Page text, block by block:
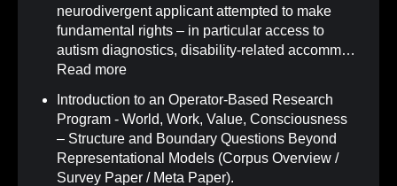
neurodivergent applicant attempted to make
fundamental rights – in particular access to
autism diagnostics, disability-related accomm…
Read more
Introduction to an Operator-Based Research
Program - World, Work, Value, Consciousness
– Structure and Boundary Questions Beyond
Representational Models (Corpus Overview /
Survey Paper / Meta Paper).